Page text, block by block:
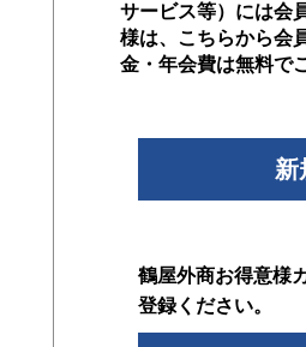
サービス等）には会
様は、こちらから会
金・年会費は無料で
新
鶴屋外商お得意様
登録ください。